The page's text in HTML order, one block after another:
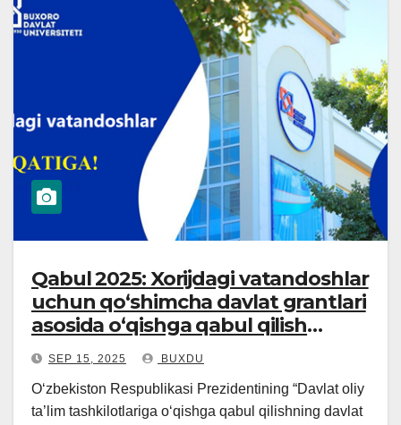
Qabul 2025: Xorijdagi vatandoshlar
uchun qoʻshimcha davlat grantlari
asosida oʻqishga qabul qilish
uchun tanlov eʼlon qilinadi!
SEP 15, 2025 BUXDU
O‘zbekiston Respublikasi Prezidentining “Davlat oliy
ta’lim tashkilotlariga o‘qishga qabul qilishning davlat